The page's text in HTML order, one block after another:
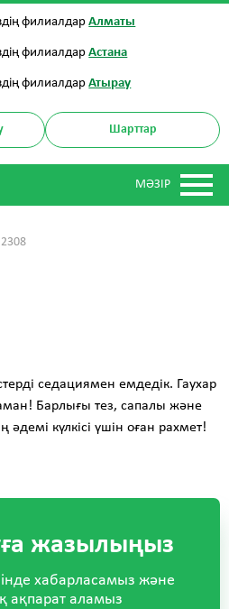
филиалдарАлматы
филиалдарАстана
филиалдарАтырау
Шарттар
МӘЗІР
седациямен емдедік. Гаухар
Барлығы тез, сапалы және
күлкісі үшін оған рахмет!
жазылыңыз
хабарласамыз және
ақпарат аламыз